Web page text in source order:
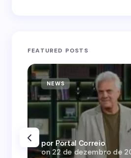
FEATURED POSTS
NEWS
por Portal Correio
on 22 de dezembro de